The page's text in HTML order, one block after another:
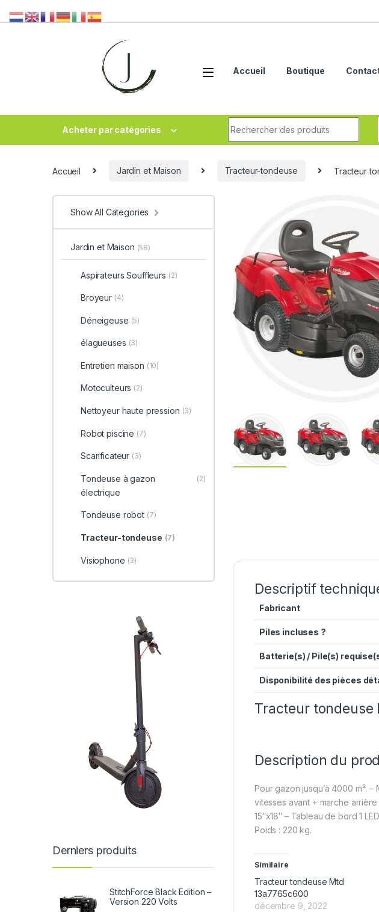
Accueil Boutique
Acheter par catégories
Accueil Jardin et Maison Tracteur-tondeuse Tracteur
Descriptif
Fabricant
Piles incluses ?
Batterie(s) / Pile(s)
Disponibilité des pièces
Tracteur tondeuse
Description du
Pour gazon jusqu’à 4000 m².
vitesses avant + marche
15″x18″ – Tableau de bord 1
Poids : 220 kg.
Similaire
Tracteur tondeuse Mtd
13a7765c600
décembre 9, 2022
Show All Categories
Jardin et Maison (58)
Aspirateurs Souffleurs (2)
Broyeur (4)
Déneigeuse (5)
élagueuses (3)
Entretien maison (10)
Motoculteurs (2)
Nettoyeur haute pression (3)
Robot piscine (7)
Scarificateur (3)
Tondeuse à gazon
électrique
(2)
Tondeuse robot (7)
Tracteur-tondeuse (7)
Visiophone (3)
Derniers produits
StitchForce Black Edition –
Version 220 Volts